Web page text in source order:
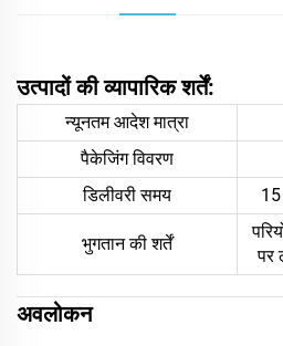
उत्पादों की व्यापारिक शर्तें:
न्यूनतम आदेश मात्रा
पैकेजिंग विवरण
डिलीवरी समय
15
भुगतान की शर्तें
पर
अवलोकन